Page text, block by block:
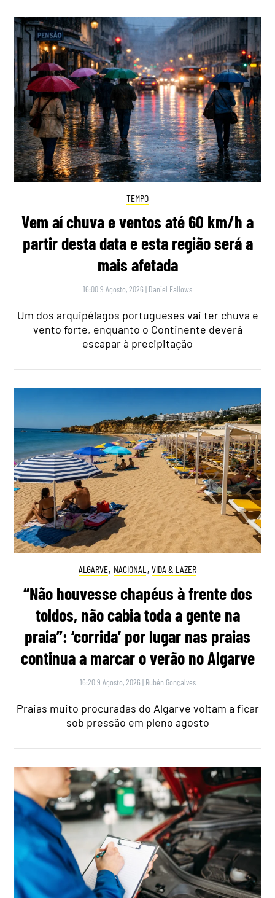
TEMPO
Vem aí chuva e ventos até 60 km/h a
partir desta data e esta região será a
mais afetada
16:00 9 Agosto, 2026 | Daniel Fallows
Um dos arquipélagos portugueses vai ter chuva e
vento forte, enquanto o Continente deverá
escapar à precipitação
ALGARVE, NACIONAL , VIDA & LAZER
“Não houvesse chapéus à frente dos
toldos, não cabia toda a gente na
praia”: ‘corrida’ por lugar nas praias
continua a marcar o verão no Algarve
16:20 9 Agosto, 2026 | Rubén Gonçalves
Praias muito procuradas do Algarve voltam a ficar
sob pressão em pleno agosto